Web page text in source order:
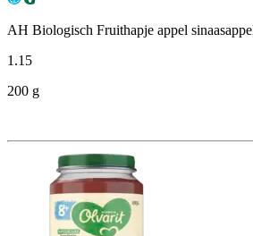
AH Biologisch Fruithapje appel
1.15
200 g